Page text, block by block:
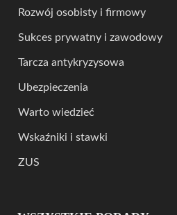
Rozwój osobisty i firmowy
Sukces prywatny i zawodowy
Tarcza antykryzysowa
Ubezpieczenia
Warto wiedzieć
Wskaźniki i stawki
ZUS